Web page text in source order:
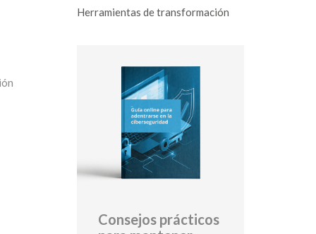
Herramientas de transformación
Consejos prácticos